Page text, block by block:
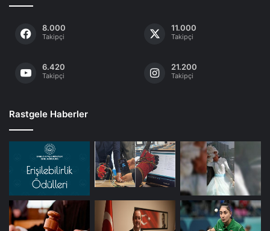
8.000
Takipçi
11.000
Takipçi
6.420
Takipçi
21.200
Takipçi
Rastgele Haberler